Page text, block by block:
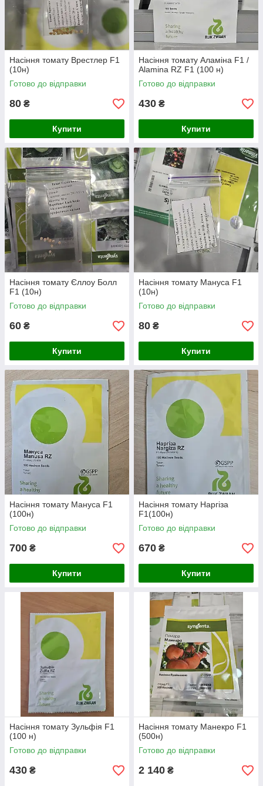
Насіння томату Врестлер F1
(10н)
Готово до відправки
80 ₴
Купити
Насіння томату Аламіна F1 /
Alamina RZ F1 (100 н)
Готово до відправки
430 ₴
Купити
Насіння томату Єллоу Болл
F1 (10н)
Готово до відправки
60 ₴
Купити
Насіння томату Мануса F1
(10н)
Готово до відправки
80 ₴
Купити
Насіння томату Мануса F1
(100н)
Готово до відправки
700 ₴
Купити
Насіння томату Наргіза
F1(100н)
Готово до відправки
670 ₴
Купити
Насіння томату Зульфія F1
(100 н)
Готово до відправки
430 ₴
Насіння томату Манекро F1
(500н)
Готово до відправки
2 140 ₴